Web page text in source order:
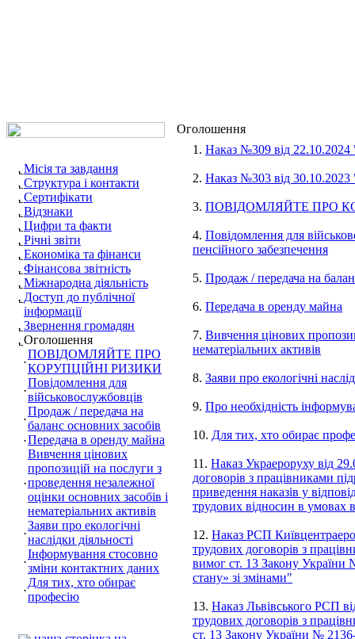
Місія та завдання
Структура і контакти
Сертифікати
Відзнаки
Цифри та факти
Річні звіти
Економіка та фінанси
Фінансова звітність
Міжнародна діяльність
Доступ до публічної
інформації
Звернення громадян
Оголошення
ПОВІДОМЛЯЙТЕ ПРО
КОРУПЦІЙНІ РИЗИКИ
Повідомлення для
військовослужбовців
Продаж / передача на
баланс основних засобів
Передача в оренду майна
Вивчення цінових
пропозицій на послуги з
проведення незалежної
оцінки основних засобів і
нематеріальних активів
Заяви про екологічні
наслідки діяльності
Інформування стосовно
зміни контактних даних
Для тих, хто обирає
професію
Оголошення
1. Наказ №309 від
2. Наказ №303 від
3. ПОВІДОМЛЯЙТЕ ПРО
4. Повідомлення для
пенсійного забезпечення
5. Продаж / передача на
6. Передача в оренду майна
7. Вивчення цінових
нематеріальних активів
8. Заяви про екологічні
9. Про необхідність
10. Для тих, хто обирає
11. Наказ Украероруху від
договорів з працівниками
приведення наказів у
трудових відносин в умовах
12. Наказ РСП
трудових договорів з
вимог ст. 13 Закону України
стану» зі змінами"
13. Наказ Львівського РСП
трудових договорів з
ст. 13 Закону України №